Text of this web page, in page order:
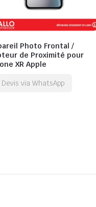
Photo Frontal /
de Proximité pour
XR Apple
Devis via WhatsApp